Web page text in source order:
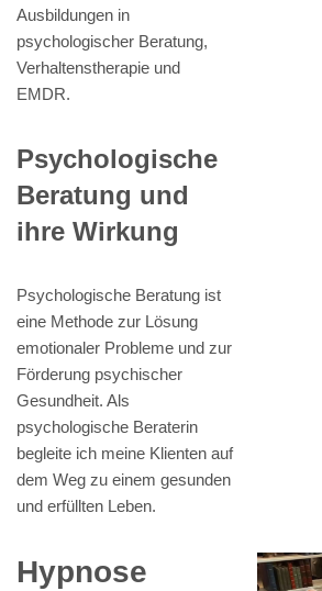
Ausbildungen in
psychologischer Beratung,
Verhaltenstherapie und
EMDR.
Psychologische
Beratung und
ihre Wirkung
Psychologische Beratung ist
eine Methode zur Lösung
emotionaler Probleme und zur
Förderung psychischer
Gesundheit. Als
psychologische Beraterin
begleite ich meine Klienten auf
dem Weg zu einem gesunden
und erfüllten Leben.
Hypnose